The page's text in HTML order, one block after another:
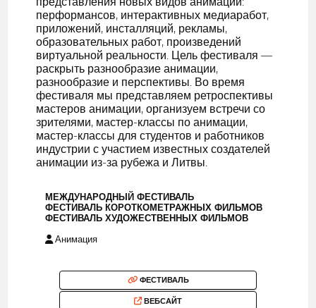
перформансов, интерактивных медиаработ,
приложений, инсталляций, рекламы,
образовательных работ, произведений
виртуальной реальности. Цель фестиваля —
раскрыть разнообразие анимации,
разнообразие и перспективы. Во время
фестиваля мы представляем ретроспективы
мастеров анимации, организуем встречи со
зрителями, мастер-классы по анимации,
мастер-классы для студентов и работников
индустрии с участием известных создателей
анимации из-за рубежа и Литвы.
МЕЖДУНАРОДНЫЙ ФЕСТИВАЛЬ
ФЕСТИВАЛЬ КОРОТКОМЕТРАЖНЫХ ФИЛЬМОВ
ФЕСТИВАЛЬ ХУДОЖЕСТВЕННЫХ ФИЛЬМОВ
Анимация
ФЕСТИВАЛЬ
ВЕБСАЙТ